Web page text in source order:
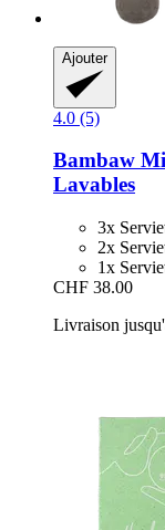
Ajouter
4.0 (5)
Bambaw
Lavables
3x
2x
1x
CHF 38.00
Livraison